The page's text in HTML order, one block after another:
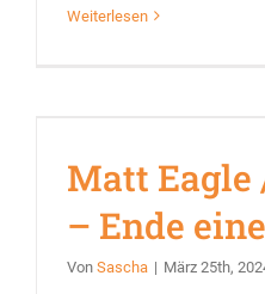
Weiterlesen
Matt Eagle
– Ende
Von Sascha | März 25th,